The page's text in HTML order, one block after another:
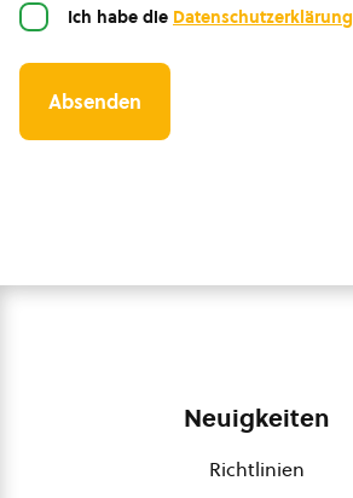
Ich habe die Datenschutzerklärung
Neuigkeiten
Richtlinien